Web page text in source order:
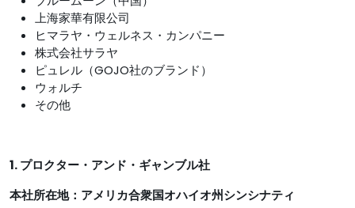
上海家華有限公司
ヒマラヤ・ウェルネス・カンパニー
株式会社サラヤ
ピュレル（GOJO社のブランド）
ウォルチ
その他
1. プロクター・アンド・ギャンブル社
本社所在地：アメリカ合衆国オハイオ州シンシナティ